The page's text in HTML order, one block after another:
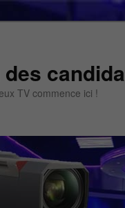
des
TV commence ici !